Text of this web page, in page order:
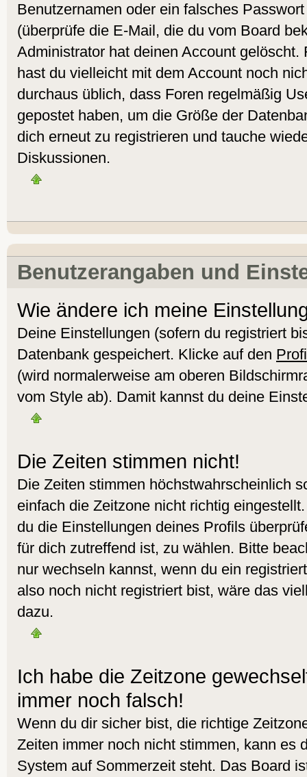
Benutzernamen oder ein falsches
(überprüfe die E-Mail, die du vom Board
Administrator hat deinen Account gelöscht.
hast du vielleicht mit dem Account noch
durchaus üblich, dass Foren regelmäßig
gepostet haben, um die Größe der
dich erneut zu registrieren und tauche
Diskussionen.
Benutzerangaben und
Wie ändere ich meine
Deine Einstellungen (sofern du registriert
Datenbank gespeichert. Klicke auf den
(wird normalerweise am oberen
vom Style ab). Damit kannst du deine
Die Zeiten stimmen nicht!
Die Zeiten stimmen höchstwahrscheinlich
einfach die Zeitzone nicht richtig
du die Einstellungen deines Profils
für dich zutreffend ist, zu wählen. Bitte
nur wechseln kannst, wenn du ein
also noch nicht registriert bist, wäre das
dazu.
Ich habe die Zeitzone
immer noch falsch!
Wenn du dir sicher bist, die richtige
Zeiten immer noch nicht stimmen, kann es
System auf Sommerzeit steht. Das Board